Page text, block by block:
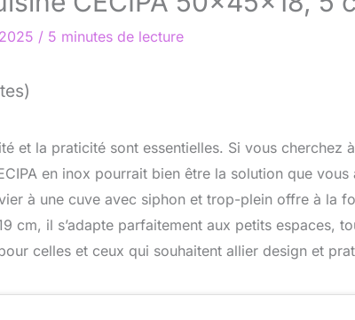
/ 5 minutes de lecture
et la praticité sont essentielles. Si vous cherchez
en inox pourrait bien être la solution que
à une cuve avec siphon et trop-plein offre à la
cm, il s’adapte parfaitement aux petits espaces,
celles et ceux qui souhaitent allier design et